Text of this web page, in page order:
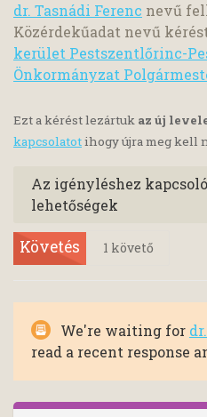
dr. Tasnádi Ferenc nevű
Közérdekűadat nevű
kerület Pestszentlőrinc-
Önkormányzat
Ezt a kérést lezártuk az új
kapcsolatotihogy újra meg kell
Az igényléshez
lehetőségek
Követés 1 követő
We're waiting for
read a recent response